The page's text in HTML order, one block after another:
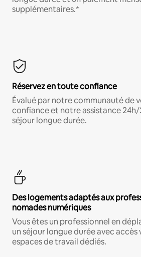
supplémentaires.*
Réservez en toute confiance
Évalué par notre communauté de
confiance et notre assistance
séjour longue durée.
Des logements adaptés aux
nomades numériques
Vous êtes un professionnel en
un séjour longue durée avec
espaces de travail dédiés.